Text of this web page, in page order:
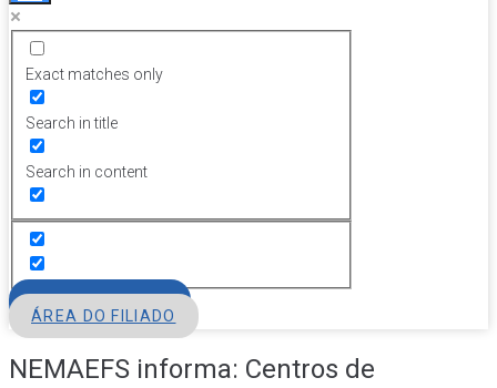
Exact matches only
Search in title
Search in content
ÁREA DO FILIADO
NEMAEFS informa: Centros de